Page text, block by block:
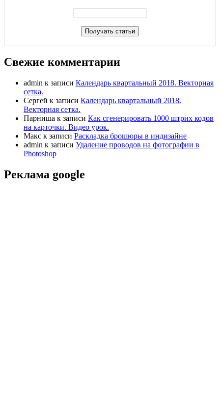
Свежие комментарии
admin к записи Календарь квартальный 2018. Векторная
сетка.
Сергей к записи Календарь квартальный 2018.
Векторная сетка.
Парниша к записи Как сгенерировать 1000 штрих кодов
на карточки. Видео урок.
Макс к записи Раскладка брошюры в индизайне
admin к записи Удаление проводов на фотографии в
Photoshop
Реклама google